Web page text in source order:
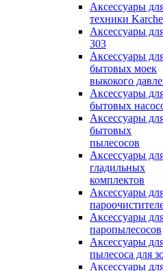
Аксессуары
техники
Аксессуары
303
Аксессуары
бытовых моек
выкокого
Аксессуары
бытовых
Аксессуары
бытовых
пылесосов
Аксессуары
гладильных
комплектов
Аксессуары
Аксессуары
паропылесосов
Аксессуары
пылесоса для
Аксессуары